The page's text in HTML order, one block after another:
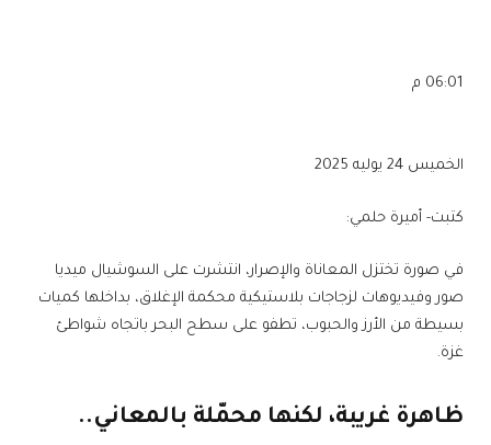
06:01 م
الخميس 24 يوليه 2025
كتبت- أميرة حلمي:
في صورة تختزل المعاناة والإصرار، انتشرت على السوشيال ميديا
صور وفيديوهات لزجاجات بلاستيكية محكمة الإغلاق، بداخلها كميات
بسيطة من الأرز والحبوب، تطفو على سطح البحر باتجاه شواطئ
غزة.
ظاهرة غريبة، لكنها محمّلة بالمعاني..